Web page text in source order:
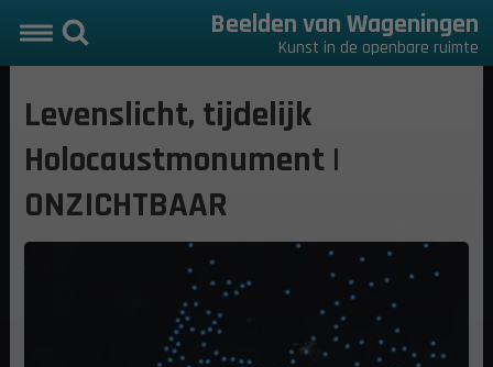
Beelden van Wageningen
Kunst in de openbare ruimte
Levenslicht, tijdelijk
Holocaustmonument |
ONZICHTBAAR